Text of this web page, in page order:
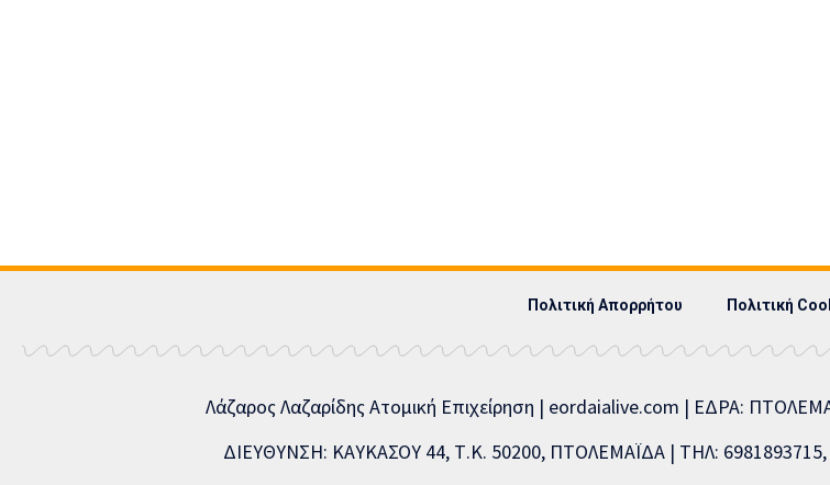
Πολιτική Απορρήτου Πολιτική
Λάζαρος Λαζαρίδης Ατομική Επιχείρηση | eordaialive.com | ΕΔΡΑ:
ΔΙΕΥΘΥΝΣΗ: ΚΑΥΚΑΣΟΥ 44, Τ.Κ. 50200, ΠΤΟΛΕΜΑΪΔΑ | ΤΗΛ: